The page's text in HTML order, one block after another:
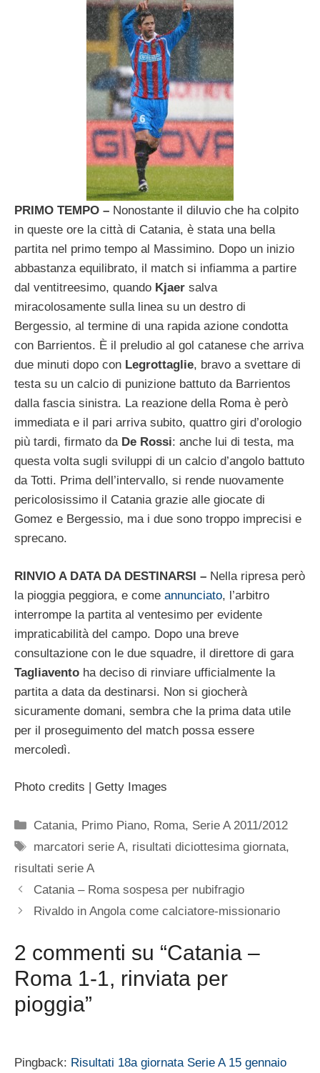
PRIMO TEMPO – Nonostante il diluvio che ha colpito
in queste ore la città di Catania, è stata una bella
partita nel primo tempo al Massimino. Dopo un inizio
abbastanza equilibrato, il match si infiamma a partire
dal ventitreesimo, quando Kjaer salva
miracolosamente sulla linea su un destro di
Bergessio, al termine di una rapida azione condotta
con Barrientos. È il preludio al gol catanese che arriva
due minuti dopo con Legrottaglie, bravo a svettare di
testa su un calcio di punizione battuto da Barrientos
dalla fascia sinistra. La reazione della Roma è però
immediata e il pari arriva subito, quattro giri d’orologio
più tardi, firmato da De Rossi: anche lui di testa, ma
questa volta sugli sviluppi di un calcio d’angolo battuto
da Totti. Prima dell’intervallo, si rende nuovamente
pericolosissimo il Catania grazie alle giocate di
Gomez e Bergessio, ma i due sono troppo imprecisi e
sprecano.
RINVIO A DATA DA DESTINARSI – Nella ripresa però
la pioggia peggiora, e come annunciato, l’arbitro
interrompe la partita al ventesimo per evidente
impraticabilità del campo. Dopo una breve
consultazione con le due squadre, il direttore di gara
Tagliavento ha deciso di rinviare ufficialmente la
partita a data da destinarsi. Non si giocherà
sicuramente domani, sembra che la prima data utile
per il proseguimento del match possa essere
mercoledì.
Photo credits | Getty Images
Categorie
Catania, Primo Piano, Roma, Serie A 2011/2012
Tag
marcatori serie A, risultati diciottesima giornata,
risultati serie A
Catania – Roma sospesa per nubifragio
Rivaldo in Angola come calciatore-missionario
2 commenti su “Catania –
Roma 1-1, rinviata per
pioggia”
Pingback: Risultati 18a giornata Serie A 15 gennaio